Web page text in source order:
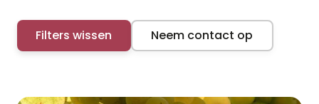
Filters wissen Neem contact op